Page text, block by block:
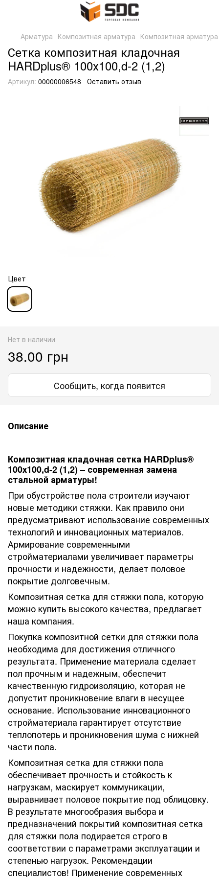
Арматура Композитная арматура Композитная арматура
Сетка композитная кладочная
HARDplus® 100х100,d-2 (1,2)
Артикул: 00000006548 Оставить отзыв
Цвет
Нет в наличии
38.00 грн
Сообщить, когда появится
Описание
Композитная кладочная сетка HARDplus®
100х100,d-2 (1,2) – современная замена
стальной арматуры!
При обустройстве пола строители изучают
новые методики стяжки. Как правило они
предусматривают использование современных
технологий и инновационных материалов.
Армирование современными
стройматериалами увеличивает параметры
прочности и надежности, делает половое
покрытие долговечным.
Композитная сетка для стяжки пола, которую
можно купить высокого качества, предлагает
наша компания.
Покупка композитной сетки для стяжки пола
необходима для достижения отличного
результата. Применение материала сделает
пол прочным и надежным, обеспечит
качественную гидроизоляцию, которая не
допустит проникновение влаги в несущее
основание. Использование инновационного
стройматериала гарантирует отсутствие
теплопотерь и проникновения шума с нижней
части пола.
Композитная сетка для стяжки пола
обеспечивает прочность и стойкость к
нагрузкам, маскирует коммуникации,
выравнивает половое покрытие под облицовку.
В результате многообразия выбора и
предназначений покрытий композитная сетка
для стяжки пола подирается строго в
соответствии с параметрами эксплуатации и
степенью нагрузок. Рекомендации
специалистов! Применение современных